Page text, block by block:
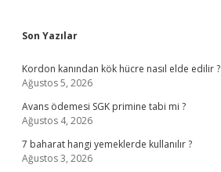
Sidebar
Son Yazılar
Kordon kanından kök hücre nasıl elde edilir ?
Ağustos 5, 2026
Avans ödemesi SGK primine tabi mi ?
Ağustos 4, 2026
7 baharat hangi yemeklerde kullanılır ?
Ağustos 3, 2026